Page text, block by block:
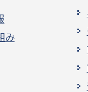
み